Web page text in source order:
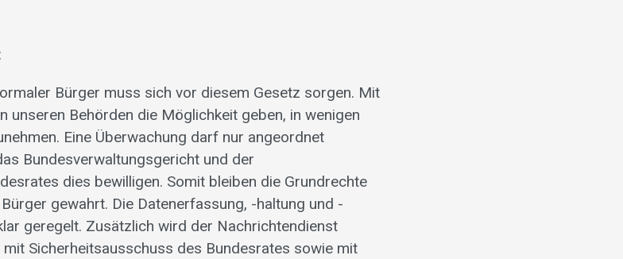
Bürger muss sich vor diesem Gesetz sorgen. Mit
unseren Behörden die Möglichkeit geben, in wenigen
Eine Überwachung darf nur angeordnet
Bundesverwaltungsgericht und der
dies bewilligen. Somit bleiben die Grundrechte
gewahrt. Die Datenerfassung, -haltung und -
geregelt. Zusätzlich wird der Nachrichtendienst
Sicherheitsausschuss des Bundesrates sowie mit